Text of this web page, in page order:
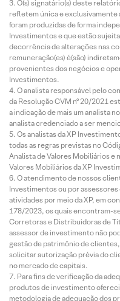
O(s) signatário(s) deste
refletem única e exclusivamente
foram produzidas de forma
Investimentos e que estão
decorrência de alterações nas
remuneração(es) é(são)
provenientes dos negócios e
Investimentos.
O analista responsável pelo
da Resolução CVM nº 20/2021
a indicação de mais um analista
analista credenciado a ser
Os analistas da XP
todas as regras previstas no
Analista de Valores Mobiliários e
Valores Mobiliários da XP
O atendimento de nossos
Investimentos ou por
atividades por meio da XP, em
178/2023, os quais encontram-
Corretoras e Distribuidoras de
assessor de investimento não
gestão de patrimônio de
solicitar autorização prévia do
no mercado de capitais.
Para fins de verificação da
produtos de investimento
metodologia de adequação dos